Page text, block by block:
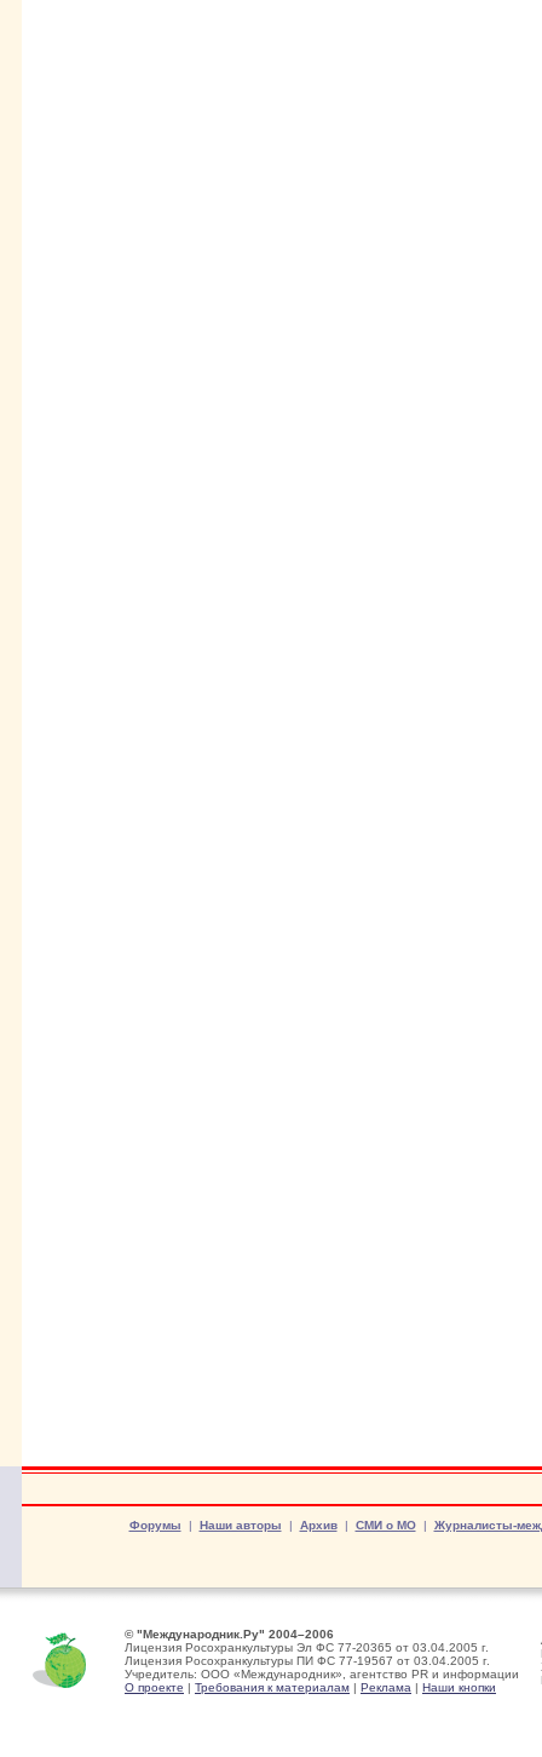
Форумы | Наши авторы | Архив| СМИ о МО| Журналисты-
© "Международник.Ру" 2004–2006
Лицензия Росохранкультуры Эл ФС 77-20365 от 03.04.2005 г.
Лицензия Росохранкультуры ПИ ФС 77-19567 от 03.04.2005 г.
Учредитель: ООО «Международник», агентство PR и информации
О проекте | Требования к материалам | Реклама | Наши кнопки